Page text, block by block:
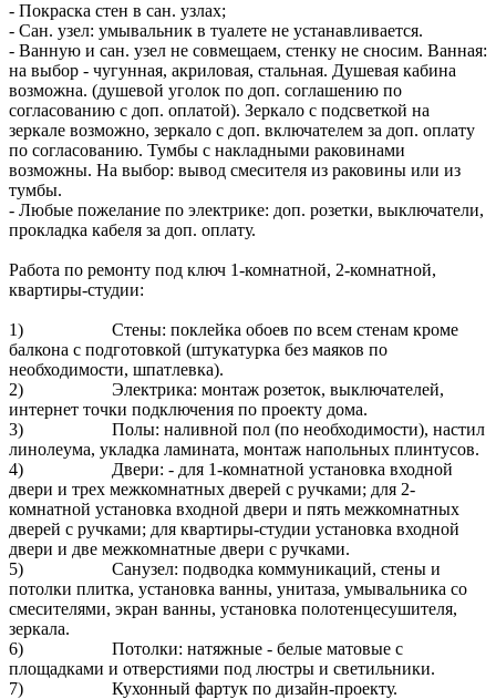
- Покраска стен в сан. узлах;
- Сан. узел: умывальник в туалете не устанавливается.
- Ванную и сан. узел не совмещаем, стенку не сносим. Ванная:
на выбор - чугунная, акриловая, стальная. Душевая кабина
возможна. (душевой уголок по доп. соглашению по
согласованию с доп. оплатой). Зеркало с подсветкой на
зеркале возможно, зеркало с доп. включателем за доп. оплату
по согласованию. Тумбы с накладными раковинами
возможны. На выбор: вывод смесителя из раковины или из
тумбы.
- Любые пожелание по электрике: доп. розетки, выключатели,
прокладка кабеля за доп. оплату.
Работа по ремонту под ключ 1-комнатной, 2-комнатной,
квартиры-студии:
1) Стены: поклейка обоев по всем стенам кроме
балкона с подготовкой (штукатурка без маяков по
необходимости, шпатлевка).
2) Электрика: монтаж розеток, выключателей,
интернет точки подключения по проекту дома.
3) Полы: наливной пол (по необходимости), настил
линолеума, укладка ламината, монтаж напольных плинтусов.
4) Двери: - для 1-комнатной установка входной
двери и трех межкомнатных дверей с ручками; для 2-
комнатной установка входной двери и пять межкомнатных
дверей с ручками; для квартиры-студии установка входной
двери и две межкомнатные двери с ручками.
5) Санузел: подводка коммуникаций, стены и
потолки плитка, установка ванны, унитаза, умывальника со
смесителями, экран ванны, установка полотенцесушителя,
зеркала.
6) Потолки: натяжные - белые матовые с
площадками и отверстиями под люстры и светильники.
7) Кухонный фартук по дизайн-проекту.